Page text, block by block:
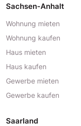
Sachsen-Anhalt
Wohnung mieten
Wohnung kaufen
Haus mieten
Haus kaufen
Gewerbe mieten
Gewerbe kaufen
Saarland